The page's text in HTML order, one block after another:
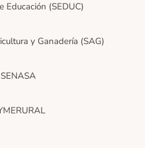
Educación (SEDUC)
y Ganadería (SAG)
SENASA